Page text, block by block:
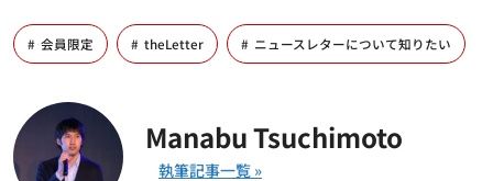
会員限定 theLetter ニュースレターについて知りたい
Manabu Tsuchimoto